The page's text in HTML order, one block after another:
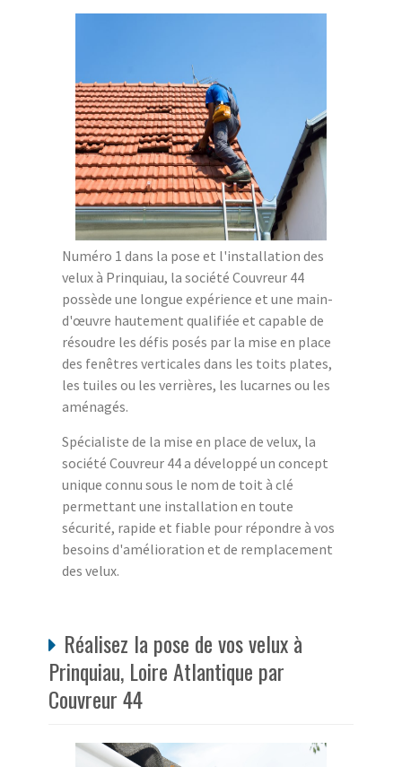
Numéro 1 dans la pose et l'installation des
velux à Prinquiau, la société Couvreur 44
possède une longue expérience et une main-
d'œuvre hautement qualifiée et capable de
résoudre les défis posés par la mise en place
des fenêtres verticales dans les toits plates,
les tuiles ou les verrières, les lucarnes ou les
aménagés.
Spécialiste de la mise en place de velux, la
société Couvreur 44 a développé un concept
unique connu sous le nom de toit à clé
permettant une installation en toute
sécurité, rapide et fiable pour répondre à vos
besoins d'amélioration et de remplacement
des velux.
Réalisez la pose de vos velux à
Prinquiau, Loire Atlantique par
Couvreur 44